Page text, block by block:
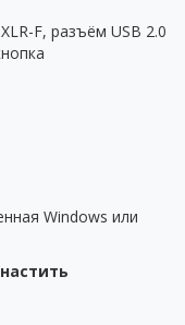
F, разъём USB 2.0
Windows или